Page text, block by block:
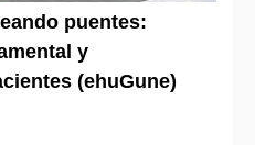
puentes:
y
(ehuGune)